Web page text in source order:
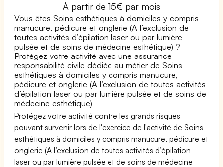
À partir de 15€ par mois
Vous êtes Soins esthétiques à domiciles y compris
manucure, pédicure et onglerie (A l’exclusion de
toutes activités d’épilation laser ou par lumière
pulsée et de soins de médecine esthétique) ?
Protégez votre activité avec une assurance
responsabilité civile dédiée au métier de Soins
esthétiques à domiciles y compris manucure,
pédicure et onglerie (A l’exclusion de toutes activités
d’épilation laser ou par lumière pulsée et de soins de
médecine esthétique)
Protégez votre activité contre les grands risques
pouvant survenir lors de l'exercice de l'activité de Soins
esthétiques à domiciles y compris manucure, pédicure et
onglerie (A l’exclusion de toutes activités d’épilation
laser ou par lumière pulsée et de soins de médecine